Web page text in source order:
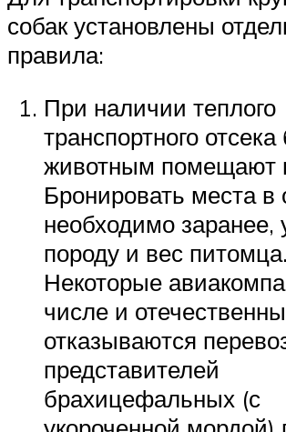
собак установлены
правила:
При наличии теплого
транспортного отсека
животным помещают
Бронировать места в
необходимо заранее,
породу и вес питомца.
Некоторые
числе и
отказываются
представителей
брахицефальных (с